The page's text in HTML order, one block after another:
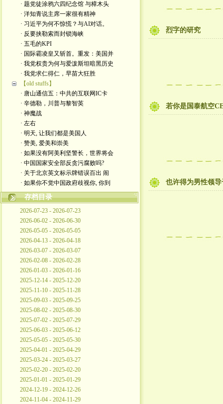
· 题党徒涂鸦六四纪念馆 与樟木头
· 洋知青说主席一家很有精神
· 习近平为何不惊慌？与AI对话。
· 反要挟勒索而封锁海峡
· 五毛的KPI
· 国际霸凌皇又斩首。重发：美国并
· 我党权贵为何与爱泼斯坦暗黑历史
· 我党求仁得仁，早苗大狂胜
【old stuffs】
· 唐山通信五：中共的互联网IC卡
· 辛德勒，川普与黎智英
· 神魔战
· 左右
· 明天, 让我们都是美国人
· 赞美, 爱美和崇美
· 如果没有阿美利坚警长，世界将会
· 中国国家安全部反贪污腐败吗?
· 关于北京英文标示牌错误百出 闹
· 如果你不觉中国政府歧视你, 你到
存档目录
2026-07-23 - 2026-07-23
2026-06-02 - 2026-06-30
2026-05-05 - 2026-05-05
2026-04-13 - 2026-04-18
2026-03-07 - 2026-03-07
2026-02-08 - 2026-02-28
2026-01-03 - 2026-01-16
2025-12-14 - 2025-12-20
2025-11-10 - 2025-11-28
2025-09-03 - 2025-09-25
2025-08-02 - 2025-08-30
2025-07-02 - 2025-07-29
2025-06-03 - 2025-06-12
2025-05-05 - 2025-05-30
2025-04-01 - 2025-04-29
2025-03-24 - 2025-03-27
2025-02-20 - 2025-02-20
2025-01-01 - 2025-01-29
2024-12-19 - 2024-12-26
2024-11-04 - 2024-11-29
烈字的研究
若你是国泰航空
也许得为男性领